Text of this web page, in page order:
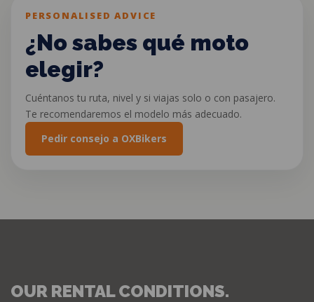
PERSONALISED ADVICE
¿No sabes qué moto
elegir?
Cuéntanos tu ruta, nivel y si viajas solo o con pasajero.
Te recomendaremos el modelo más adecuado.
Pedir consejo a OXBikers
OUR RENTAL CONDITIONS.